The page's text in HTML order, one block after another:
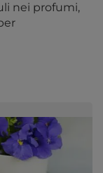
nei profumi,